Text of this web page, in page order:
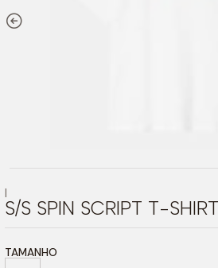
|
S/S SPIN SCRIPT T-
TAMANHO